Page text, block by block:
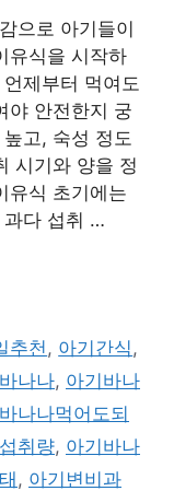
으로 아기들이
유식을 시작하
제부터 먹여도
야 안전한지 궁
고, 숙성 정도
시기와 양을 정
유식 초기에는
과다 섭취 …
추천 , 아기간식 ,
나나, 아기바나
나나먹어도되
취량, 아기바나
, 아기변비과